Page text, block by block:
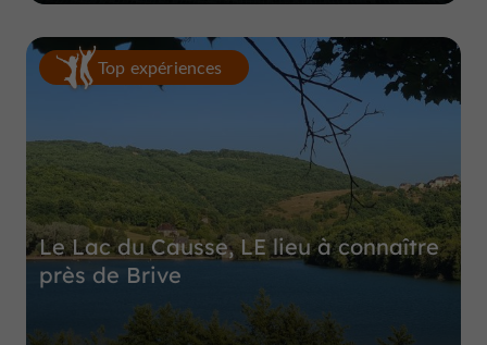
Top expériences
Le Lac du Causse, LE lieu à connaître
près de Brive